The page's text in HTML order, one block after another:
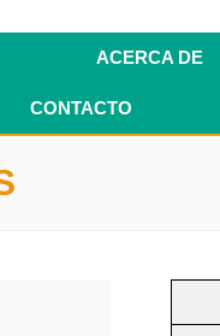
ACERCA DE
CONTACTO